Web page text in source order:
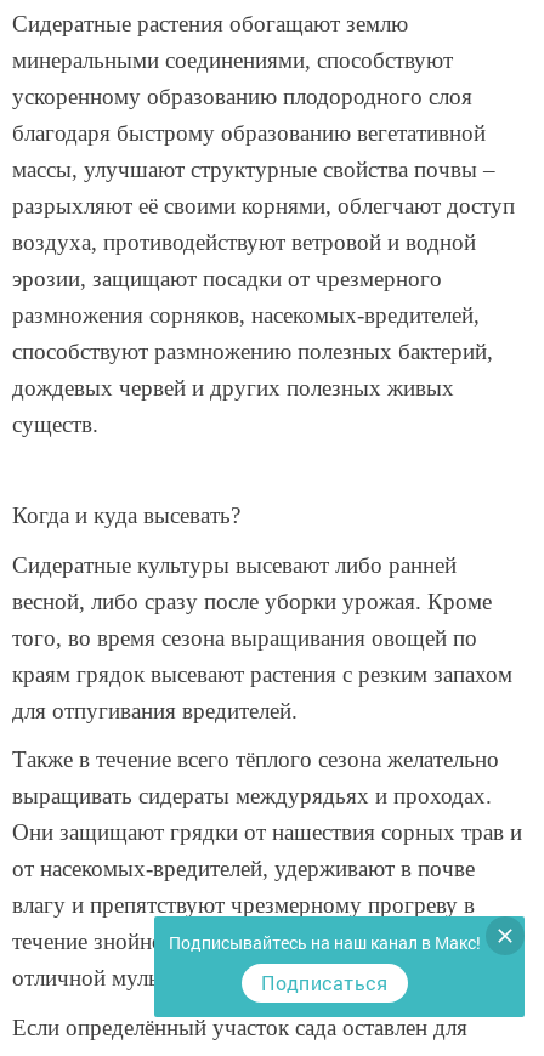
Сидератные растения обогащают землю
минеральными соединениями, способствуют
ускоренному образованию плодородного слоя
благодаря быстрому образованию вегетативной
массы, улучшают структурные свойства почвы –
разрыхляют её своими корнями, облегчают доступ
воздуха, противодействуют ветровой и водной
эрозии, защищают посадки от чрезмерного
размножения сорняков, насекомых-вредителей,
способствуют размножению полезных бактерий,
дождевых червей и других полезных живых
существ.
Когда и куда высевать?
Сидератные культуры высевают либо ранней
весной, либо сразу после уборки урожая. Кроме
того, во время сезона выращивания овощей по
краям грядок высевают растения с резким запахом
для отпугивания вредителей.
Также в течение всего тёплого сезона желательно
выращивать сидераты междурядьях и проходах.
Они защищают грядки от нашествия сорных трав и
от насекомых-вредителей, удерживают в почве
влагу и препятствуют чрезмерному прогреву в
течение знойного дня. Скошенная зелень является
отличной мульчей для грядок.
Если определённый участок сада оставлен для
Подписывайтесь на наш канал в Макс!
Подписаться